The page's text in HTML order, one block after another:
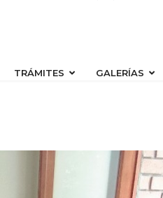
TRÁMITES GALERÍAS